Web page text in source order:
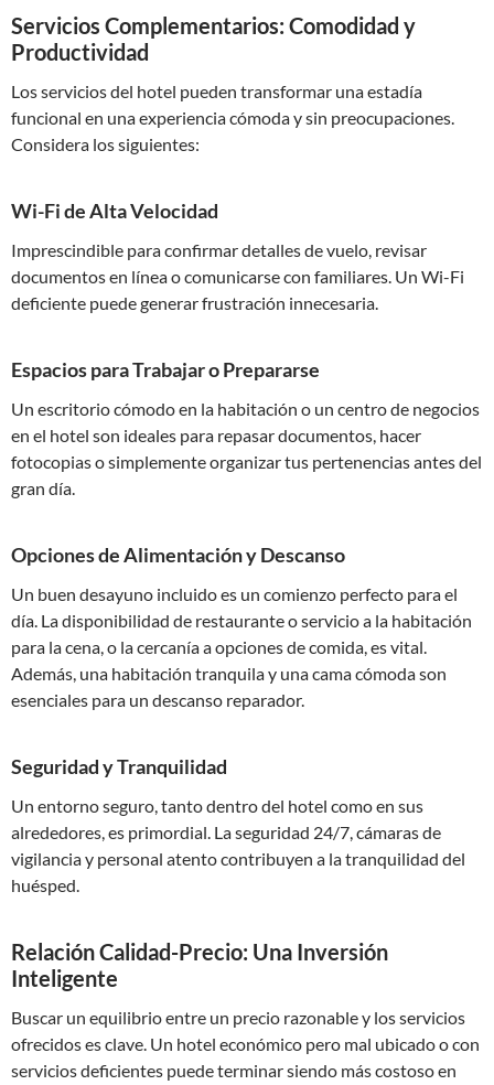
Servicios Complementarios: Comodidad y
Productividad
Los servicios del hotel pueden transformar una estadía
funcional en una experiencia cómoda y sin preocupaciones.
Considera los siguientes:
Wi-Fi de Alta Velocidad
Imprescindible para confirmar detalles de vuelo, revisar
documentos en línea o comunicarse con familiares. Un Wi-Fi
deficiente puede generar frustración innecesaria.
Espacios para Trabajar o Prepararse
Un escritorio cómodo en la habitación o un centro de negocios
en el hotel son ideales para repasar documentos, hacer
fotocopias o simplemente organizar tus pertenencias antes del
gran día.
Opciones de Alimentación y Descanso
Un buen desayuno incluido es un comienzo perfecto para el
día. La disponibilidad de restaurante o servicio a la habitación
para la cena, o la cercanía a opciones de comida, es vital.
Además, una habitación tranquila y una cama cómoda son
esenciales para un descanso reparador.
Seguridad y Tranquilidad
Un entorno seguro, tanto dentro del hotel como en sus
alrededores, es primordial. La seguridad 24/7, cámaras de
vigilancia y personal atento contribuyen a la tranquilidad del
huésped.
Relación Calidad-Precio: Una Inversión
Inteligente
Buscar un equilibrio entre un precio razonable y los servicios
ofrecidos es clave. Un hotel económico pero mal ubicado o con
servicios deficientes puede terminar siendo más costoso en